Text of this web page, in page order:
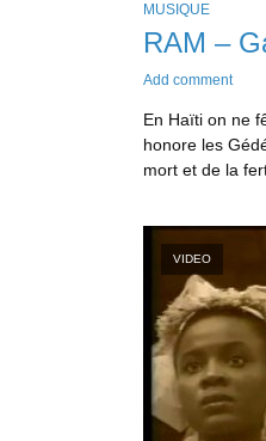
MUSIQUE
RAM –
Add comment
En Haïti on ne
honore les
mort et de la
VIDEO